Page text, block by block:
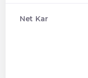
Net Kar